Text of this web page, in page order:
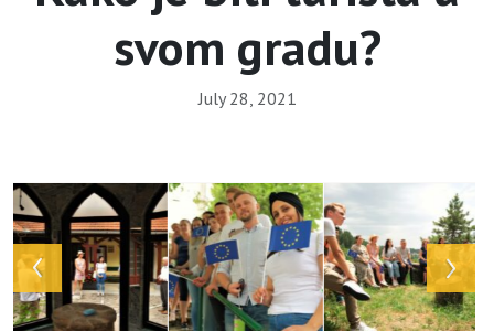
svom gradu?
July 28, 2021